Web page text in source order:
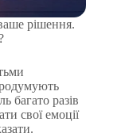
рішення.
багато разів
свої емоції